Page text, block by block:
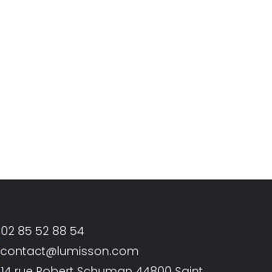
02 85 52 88 54
contact@lumisson.com